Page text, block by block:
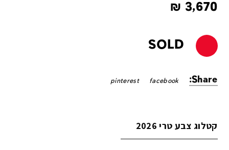
3,670
₪
SOLD
Share:
facebook
pinterest
קטלוג צבע טרי 2026